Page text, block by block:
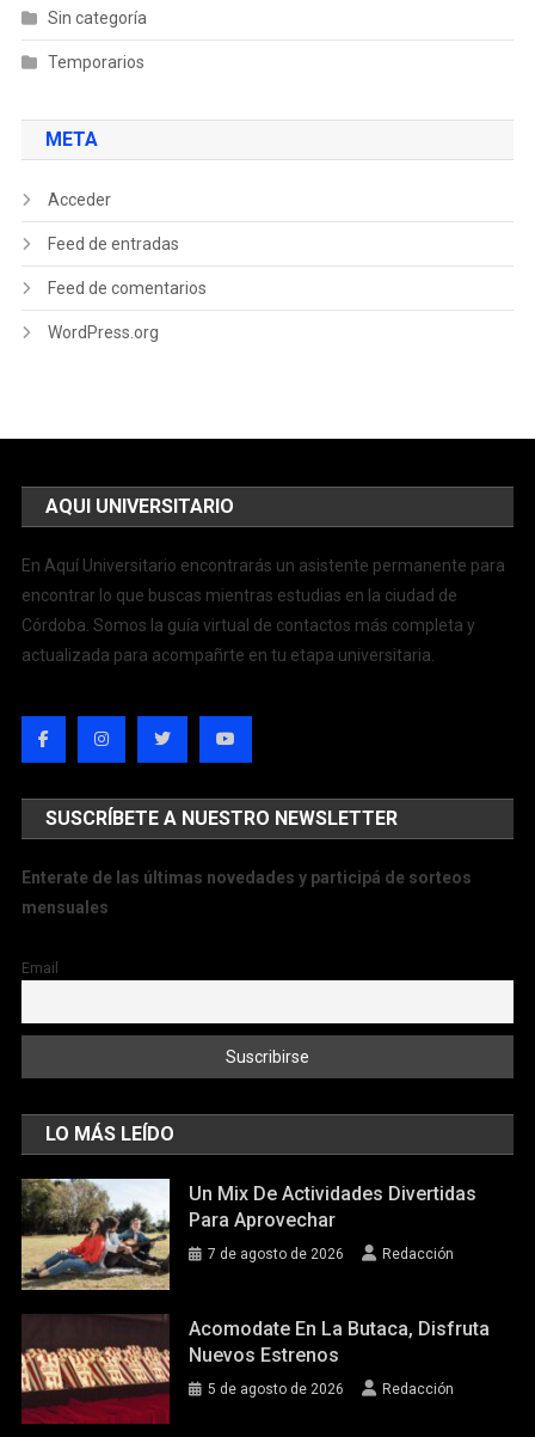
Sin categoría
Temporarios
META
Acceder
Feed de entradas
Feed de comentarios
WordPress.org
AQUI UNIVERSITARIO
En Aquí Universitario encontrarás un asistente permanente para
encontrar lo que buscas mientras estudias en la ciudad de
Córdoba. Somos la guía virtual de contactos más completa y
actualizada para acompañrte en tu etapa universitaria.
SUSCRÍBETE A NUESTRO NEWSLETTER
Enterate de las últimas novedades y participá de sorteos
mensuales
Email
LO MÁS LEÍDO
Un Mix De Actividades Divertidas
Para Aprovechar
7 de agosto de 2026 Redacción
Acomodate En La Butaca, Disfruta
Nuevos Estrenos
5 de agosto de 2026 Redacción